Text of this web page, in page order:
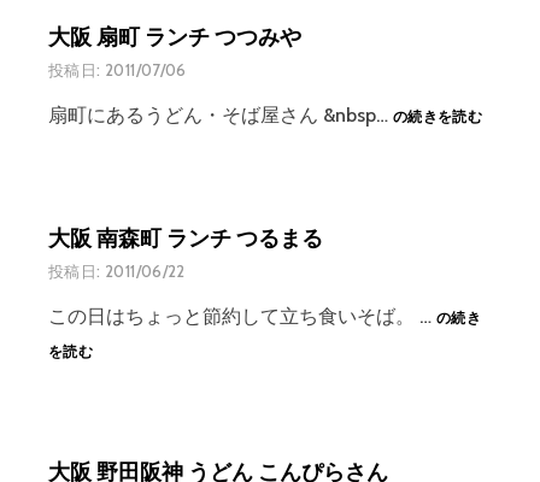
ひ
大阪 扇町 ランチ つつみや
投稿日: 2011/07/06
扇町にあるうどん・そば屋さん &nbsp… 大
つ
の続きを読む
大阪 南森町 ランチ つるまる
投稿日: 2011/06/22
この日はちょっと節約して立ち食いそば。 … 大
の続き
を読む
大阪 野田阪神 うどん こんぴらさん